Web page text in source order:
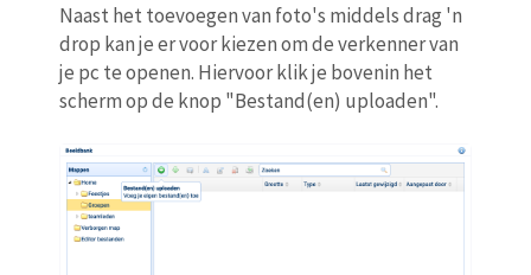
Naast het toevoegen van foto's middels drag 'n
drop kan je er voor kiezen om de verkenner van
je pc te openen. Hiervoor klik je bovenin het
scherm op de knop "Bestand(en) uploaden".